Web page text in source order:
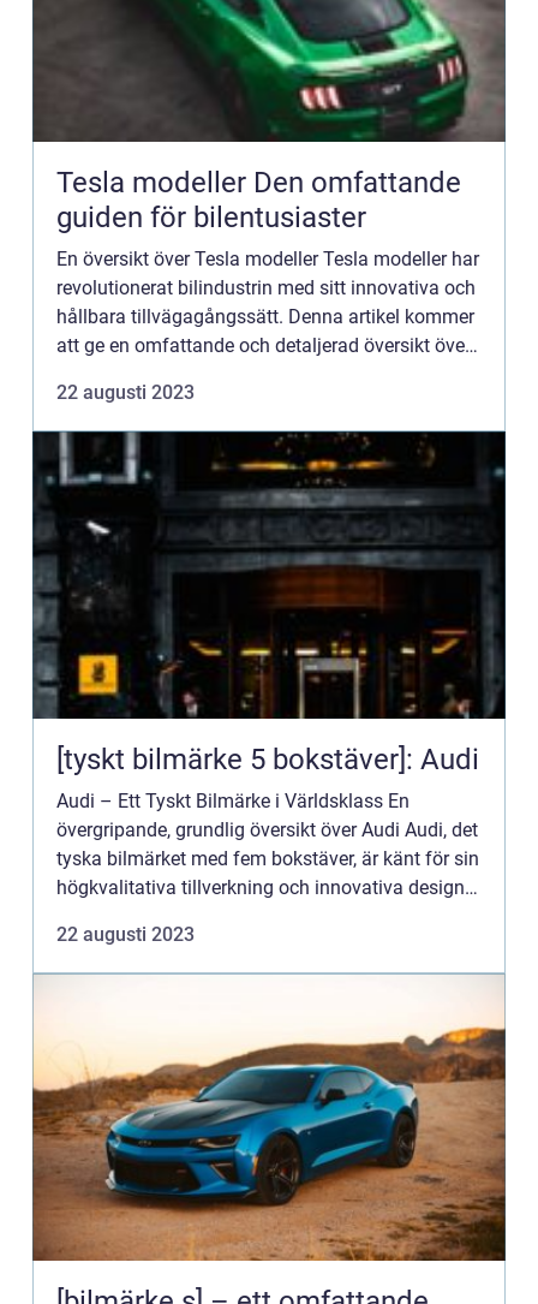
Tesla modeller Den omfattande
guiden för bilentusiaster
En översikt över Tesla modeller Tesla modeller har
revolutionerat bilindustrin med sitt innovativa och
hållbara tillvägagångssätt. Denna artikel kommer
att ge en omfattande och detaljerad översikt över
22 augusti 2023
[tyskt bilmärke 5 bokstäver]: Audi
Audi – Ett Tyskt Bilmärke i Världsklass En
övergripande, grundlig översikt över Audi Audi, det
tyska bilmärket med fem bokstäver, är känt för sin
högkvalitativa tillverkning och innovativa design.
...
22 augusti 2023